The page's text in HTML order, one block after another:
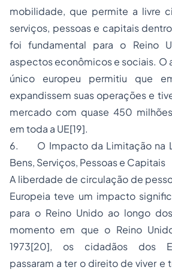
mobilidade, que permite a livre
serviços, pessoas e capitais
foi fundamental para o Reino
aspectos econômicos e sociais. O
único europeu permitiu que
expandissem suas operações e
mercado com quase 450
em toda a UE[19].
6. O Impacto da Limitação na
Bens, Serviços, Pessoas e Capitais
A liberdade de circulação de
Europeia teve um impacto
para o Reino Unido ao longo
momento em que o Reino
1973[20], os cidadãos dos
passaram a ter o direito de viver e